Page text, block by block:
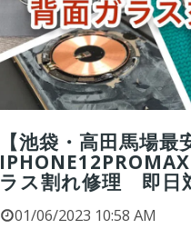
【池袋・高田馬場最
ラス割れ修理 即日
01/06/2023 10:58 AM